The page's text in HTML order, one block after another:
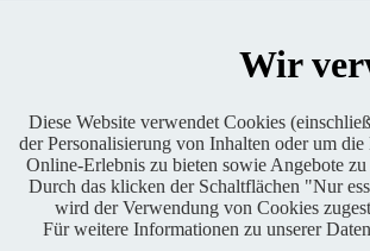
Wir
Diese Website verwendet Cookies
der Personalisierung von Inhalten oder um
Online-Erlebnis zu bieten sowie Angebote
Durch das klicken der Schaltflächen "Nur
wird der Verwendung von Cookies
Für weitere Informationen zu unserer